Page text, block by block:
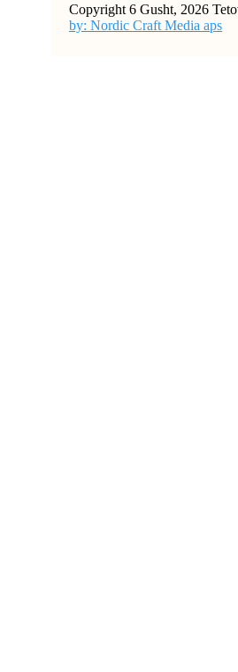
Copyright 6 Gusht, 2026
by: Nordic Craft Media aps